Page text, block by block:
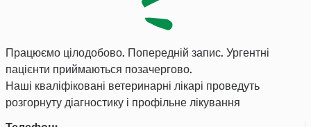
Працюємо цілодобово. Попередній запис. Ургентні
пацієнти приймаються позачергово.
Наші кваліфіковані ветеринарні лікарі проведуть
розгорнуту діагностику і профільне лікування